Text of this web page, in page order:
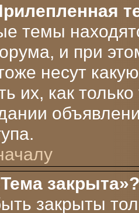
темы
и при
несут
их, как
закрыта»?
закрыты